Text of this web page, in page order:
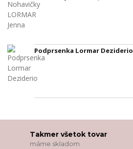
Podprsenka Lormar Deziderio
Takmer všetok tovar
máme skladom